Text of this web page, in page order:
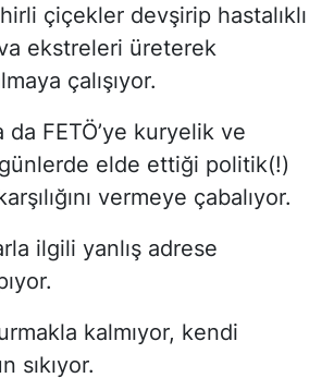
çiçekler devşirip hastalıklı
ekstreleri üreterek
çalışıyor.
da FETÖ’ye kuryelik ve
günlerde elde ettiği politik(!)
vermeye çabalıyor.
ilgili yanlış adrese
kalmıyor, kendi
sıkıyor.